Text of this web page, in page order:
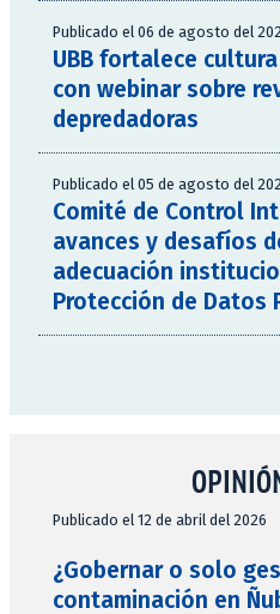
Publicado el 06 de agosto del
UBB fortalece
con webinar sobre
depredadoras
Publicado el 05 de agosto del
Comité de Control
avances y desafíos
adecuación
Protección de Datos
Publicado el 12 de abril del 2026
¿Gobernar o solo
contaminación en